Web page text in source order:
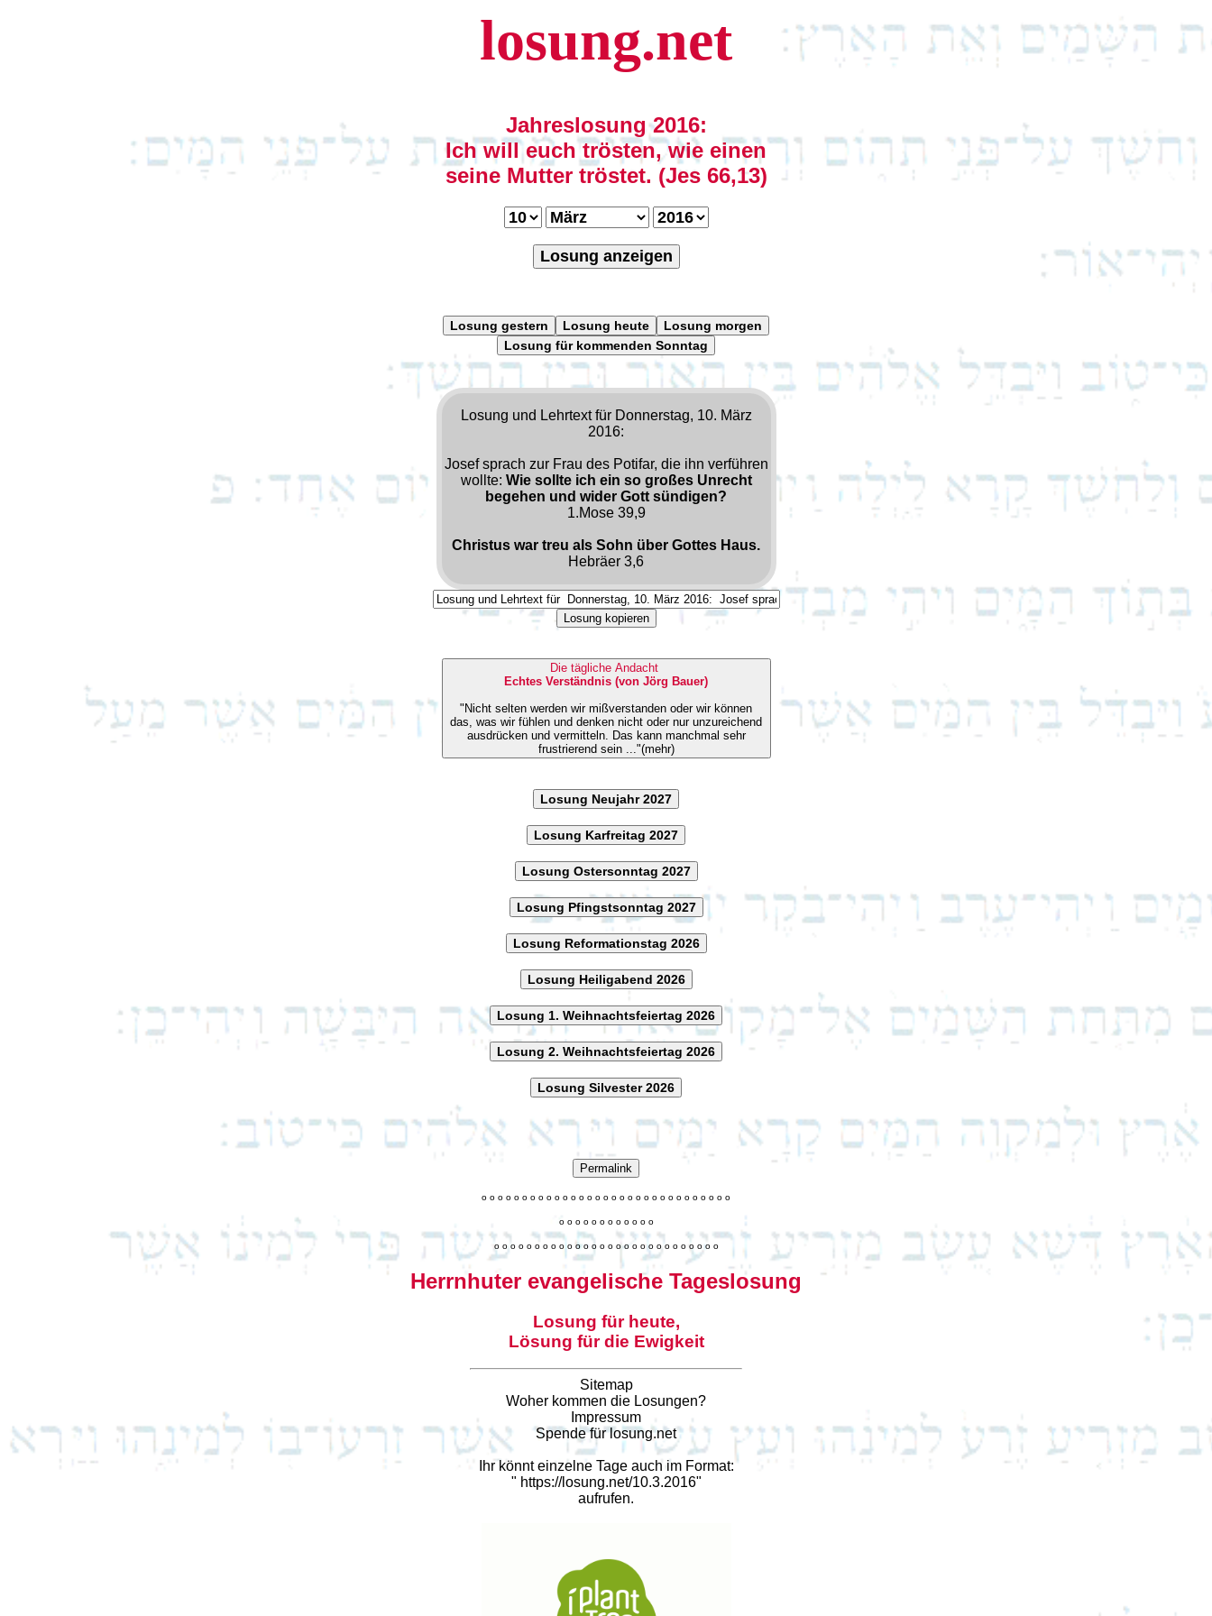
losung.net
Jahreslosung 2016:
Ich will euch trösten, wie einen
seine Mutter tröstet. (Jes 66,13)
Losung anzeigen
Losung gestern Losung heute
Losung morgen
Losung für kommenden Sonntag
Losung und Lehrtext für Donnerstag, 10. März
2016:
Josef sprach zur Frau des Potifar, die ihn verführen
wollte: Wie sollte ich ein so großes Unrecht
begehen und wider Gott sündigen?
1.Mose 39,9
Christus war treu als Sohn über Gottes Haus.
Hebräer 3,6
Losung kopieren
Die tägliche Andacht
Echtes Verständnis (von Jörg Bauer)
"Nicht selten werden wir mißverstanden oder wir können
das, was wir fühlen und denken nicht oder nur unzureichend
ausdrücken und vermitteln. Das kann manchmal sehr
frustrierend sein ..."(mehr)
Losung Neujahr 2027
Losung Karfreitag 2027
Losung Ostersonntag 2027
Losung Pfingstsonntag 2027
Losung Reformationstag 2026
Losung Heiligabend 2026
Losung 1. Weihnachtsfeiertag 2026
Losung 2. Weihnachtsfeiertag 2026
Losung Silvester 2026
Permalink
o o o o o o o o o o o o o o o o o o o o o o o o o o o o o o o
o o o o o o o o o o o o
o o o o o o o o o o o o o o o o o o o o o o o o o o o o
Herrnhuter evangelische Tageslosung
Losung für heute,
Lösung für die Ewigkeit
Sitemap
Woher kommen die Losungen?
Impressum
Spende für losung.net
Ihr könnt einzelne Tage auch im Format:
" https://losung.net/10.3.2016"
aufrufen.